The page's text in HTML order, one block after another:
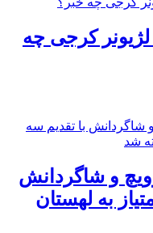
لژیونر کرجی چه
و شاگردانش
به لهستان